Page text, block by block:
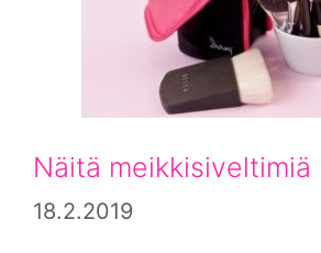
Näitä meikkisiveltimiä
18.2.2019